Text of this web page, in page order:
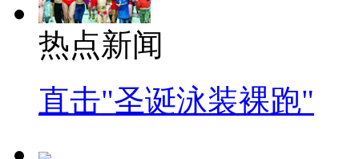
热点新闻
直击"圣诞泳装裸跑"